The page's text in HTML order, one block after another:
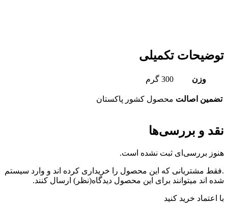
توضیحات تکمیلی
وزن 300 گرم
تضمین اصالت محصول کشور پاکستان
نقد و بررسی‌ها
هنوز بررسی‌ای ثبت نشده است.
.فقط مشتریانی که این محصول را خریداری کرده اند و وارد سیستم
شده اند میتوانند برای این محصول دیدگاه(نظر) ارسال کنند.
با اعتماد خرید کنید